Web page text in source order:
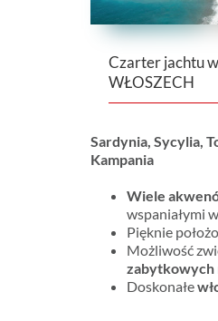
Czarter jachtu
WŁOSZECH
Sardynia, Sycylia,
Kampania
Wiele
wspaniałymi
Pięknie
Możliwość
zabytkowych
Doskonałe